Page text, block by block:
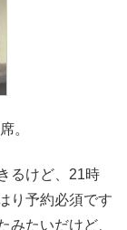
。
るけど、21時
り予約必須です
みたいだけど、